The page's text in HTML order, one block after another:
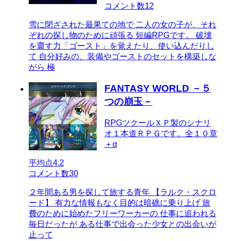
コメント数12
雪に閉ざされた最果ての地で 二人の女の子が、それ
ぞれの探し物のために頑張る 短編RPGです。 破壊
を齎す力「ゴースト」を覚えたり、使い込んだりし
て 自分好みの、装備やゴーストのセットを構築しな
がら 極
FANTASY WORLD －５
つの崩玉－
RPGツクールＸＰ製のシナリ
オ１本道ＲＰＧです。全１０章
＋α
平均点4.2
コメント数30
２年間ある男を探して旅する青年 【ラルク・スクロ
ード】 有力な情報もなく目的は暗礁に乗り上げ 旅
費のために始めたフリーワーカーの 仕事に追われる
毎日だったが ある仕事で出会った少女との出会いが
止って